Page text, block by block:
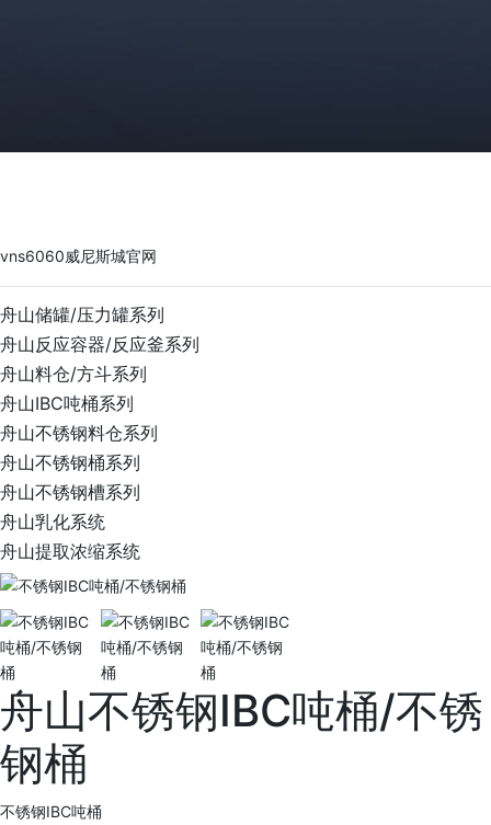
vns6060威尼斯城官网
舟山储罐/压力罐系列
舟山反应容器/反应釜系列
舟山料仓/方斗系列
舟山IBC吨桶系列
舟山不锈钢料仓系列
舟山不锈钢桶系列
舟山不锈钢槽系列
舟山乳化系统
舟山提取浓缩系统
舟山不锈钢IBC吨桶/不锈
钢桶
不锈钢IBC吨桶